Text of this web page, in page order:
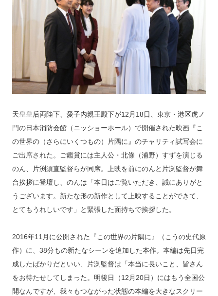
天皇皇后両陛下、愛子内親王殿下が12月18日、東京・港区虎ノ
門の日本消防会館（ニッショーホール）で開催された映画『こ
の世界の（さらにいくつもの）片隅に』のチャリティ試写会に
ご出席された。ご鑑賞には主人公・北條（浦野）すずを演じる
のん、片渕須直監督らが同席。上映を前にのんと片渕監督が舞
台挨拶に登壇し、のんは「本日はご覧いただき、誠にありがと
うございます。新たな形の新作として上映することができて、
とてもうれしいです」と緊張した面持ちで挨拶した。
2016年11月に公開された『この世界の片隅に』（こうの史代原
作）に、38分もの新たなシーンを追加した本作。本編は先日完
成したばかりだといい、片渕監督は「本当に長いこと、皆さん
をお待たせしてしまった。明後日（12月20日）にはもう全国公
開なんですが、我々もつながった状態の本編を大きなスクリー